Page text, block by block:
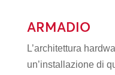
ARMADIO
L’architettura
un’installazione di